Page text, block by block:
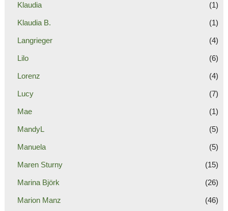
Klaudia (1)
Klaudia B. (1)
Langrieger (4)
Lilo (6)
Lorenz (4)
Lucy (7)
Mae (1)
MandyL (5)
Manuela (5)
Maren Sturny (15)
Marina Björk (26)
Marion Manz (46)